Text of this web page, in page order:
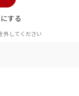
する
外してください